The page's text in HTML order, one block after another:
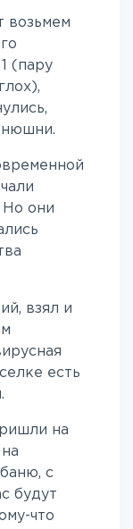
возьмем
(пару
Но они
взял и
есть
на
с
будут
что